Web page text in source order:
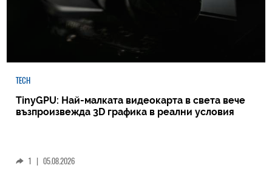
TECH
TinyGPU: Най-малката видеокарта в света вече
възпроизвежда 3D графика в реални условия
1 | 05.08.2026